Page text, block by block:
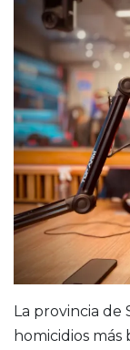
La provincia de
homicidios más